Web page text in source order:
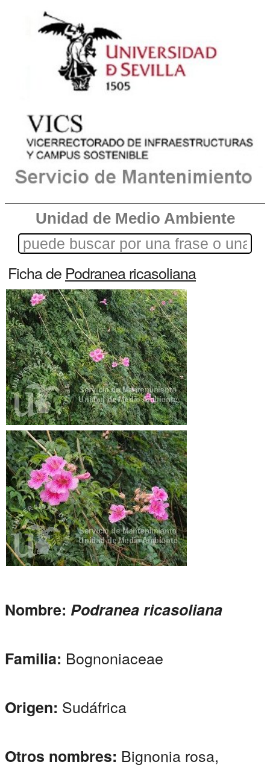
Unidad de Medio Ambiente
Ficha de Podranea ricasoliana
Nombre: Podranea ricasoliana
Familia: Bognoniaceae
Origen: Sudáfrica
Otros nombres: Bignonia rosa,